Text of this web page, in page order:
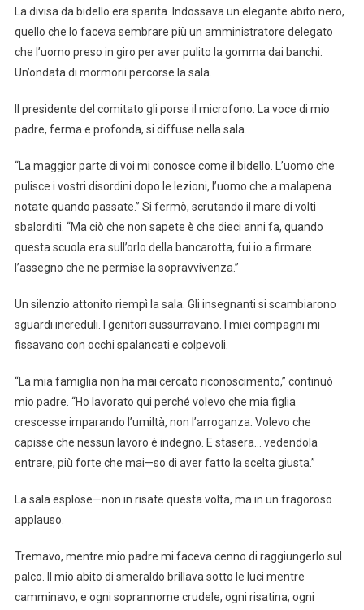
La divisa da bidello era sparita. Indossava un elegante abito nero,
quello che lo faceva sembrare più un amministratore delegato
che l’uomo preso in giro per aver pulito la gomma dai banchi.
Un’ondata di mormorii percorse la sala.
Il presidente del comitato gli porse il microfono. La voce di mio
padre, ferma e profonda, si diffuse nella sala.
“La maggior parte di voi mi conosce come il bidello. L’uomo che
pulisce i vostri disordini dopo le lezioni, l’uomo che a malapena
notate quando passate.” Si fermò, scrutando il mare di volti
sbalorditi. “Ma ciò che non sapete è che dieci anni fa, quando
questa scuola era sull’orlo della bancarotta, fui io a firmare
l’assegno che ne permise la sopravvivenza.”
Un silenzio attonito riempì la sala. Gli insegnanti si scambiarono
sguardi increduli. I genitori sussurravano. I miei compagni mi
fissavano con occhi spalancati e colpevoli.
“La mia famiglia non ha mai cercato riconoscimento,” continuò
mio padre. “Ho lavorato qui perché volevo che mia figlia
crescesse imparando l’umiltà, non l’arroganza. Volevo che
capisse che nessun lavoro è indegno. E stasera… vedendola
entrare, più forte che mai—so di aver fatto la scelta giusta.”
La sala esplose—non in risate questa volta, ma in un fragoroso
applauso.
Tremavo, mentre mio padre mi faceva cenno di raggiungerlo sul
palco. Il mio abito di smeraldo brillava sotto le luci mentre
camminavo, e ogni soprannome crudele, ogni risatina, ogni